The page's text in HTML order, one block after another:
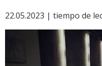
22.05.2023 | tiempo de